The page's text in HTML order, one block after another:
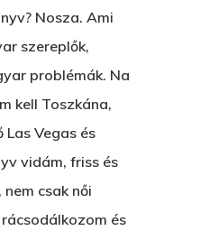
Nosza. Ami
szereplők,
problémák. Na
kell Toszkána,
Las Vegas és
vidám, friss és
csak női
és